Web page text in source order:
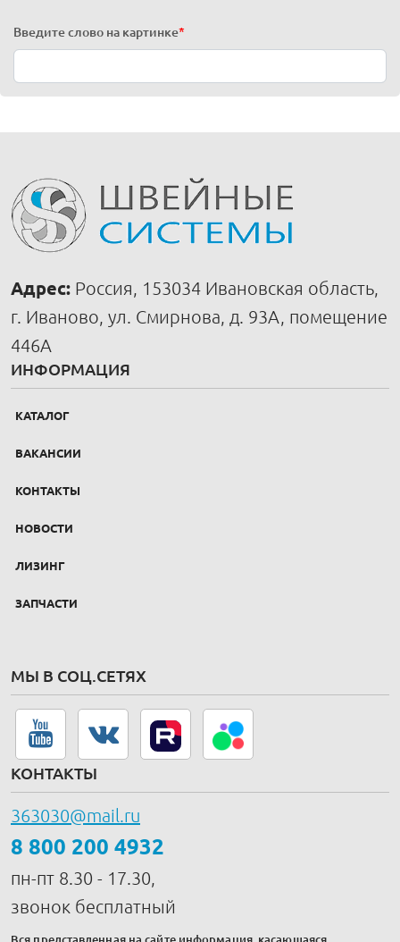
Введите слово на картинке*
Адрес: Россия, 153034 Ивановская область,
г. Иваново, ул. Смирнова, д. 93А, помещение
446А
ИНФОРМАЦИЯ
КАТАЛОГ
ВАКАНСИИ
КОНТАКТЫ
НОВОСТИ
ЛИЗИНГ
ЗАПЧАСТИ
МЫ В СОЦ.СЕТЯХ
КОНТАКТЫ
363030@mail.ru
8 800 200 4932
пн-пт 8.30 - 17.30,
звонок бесплатный
Вся представленная на сайте информация, касающаяся